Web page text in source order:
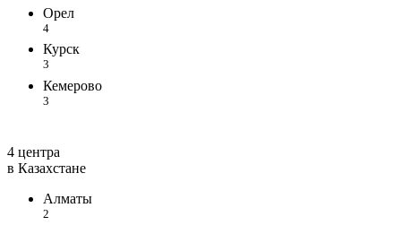
Орел
4
Курск
3
Кемерово
3
4 центра
в Казахстане
Алматы
2